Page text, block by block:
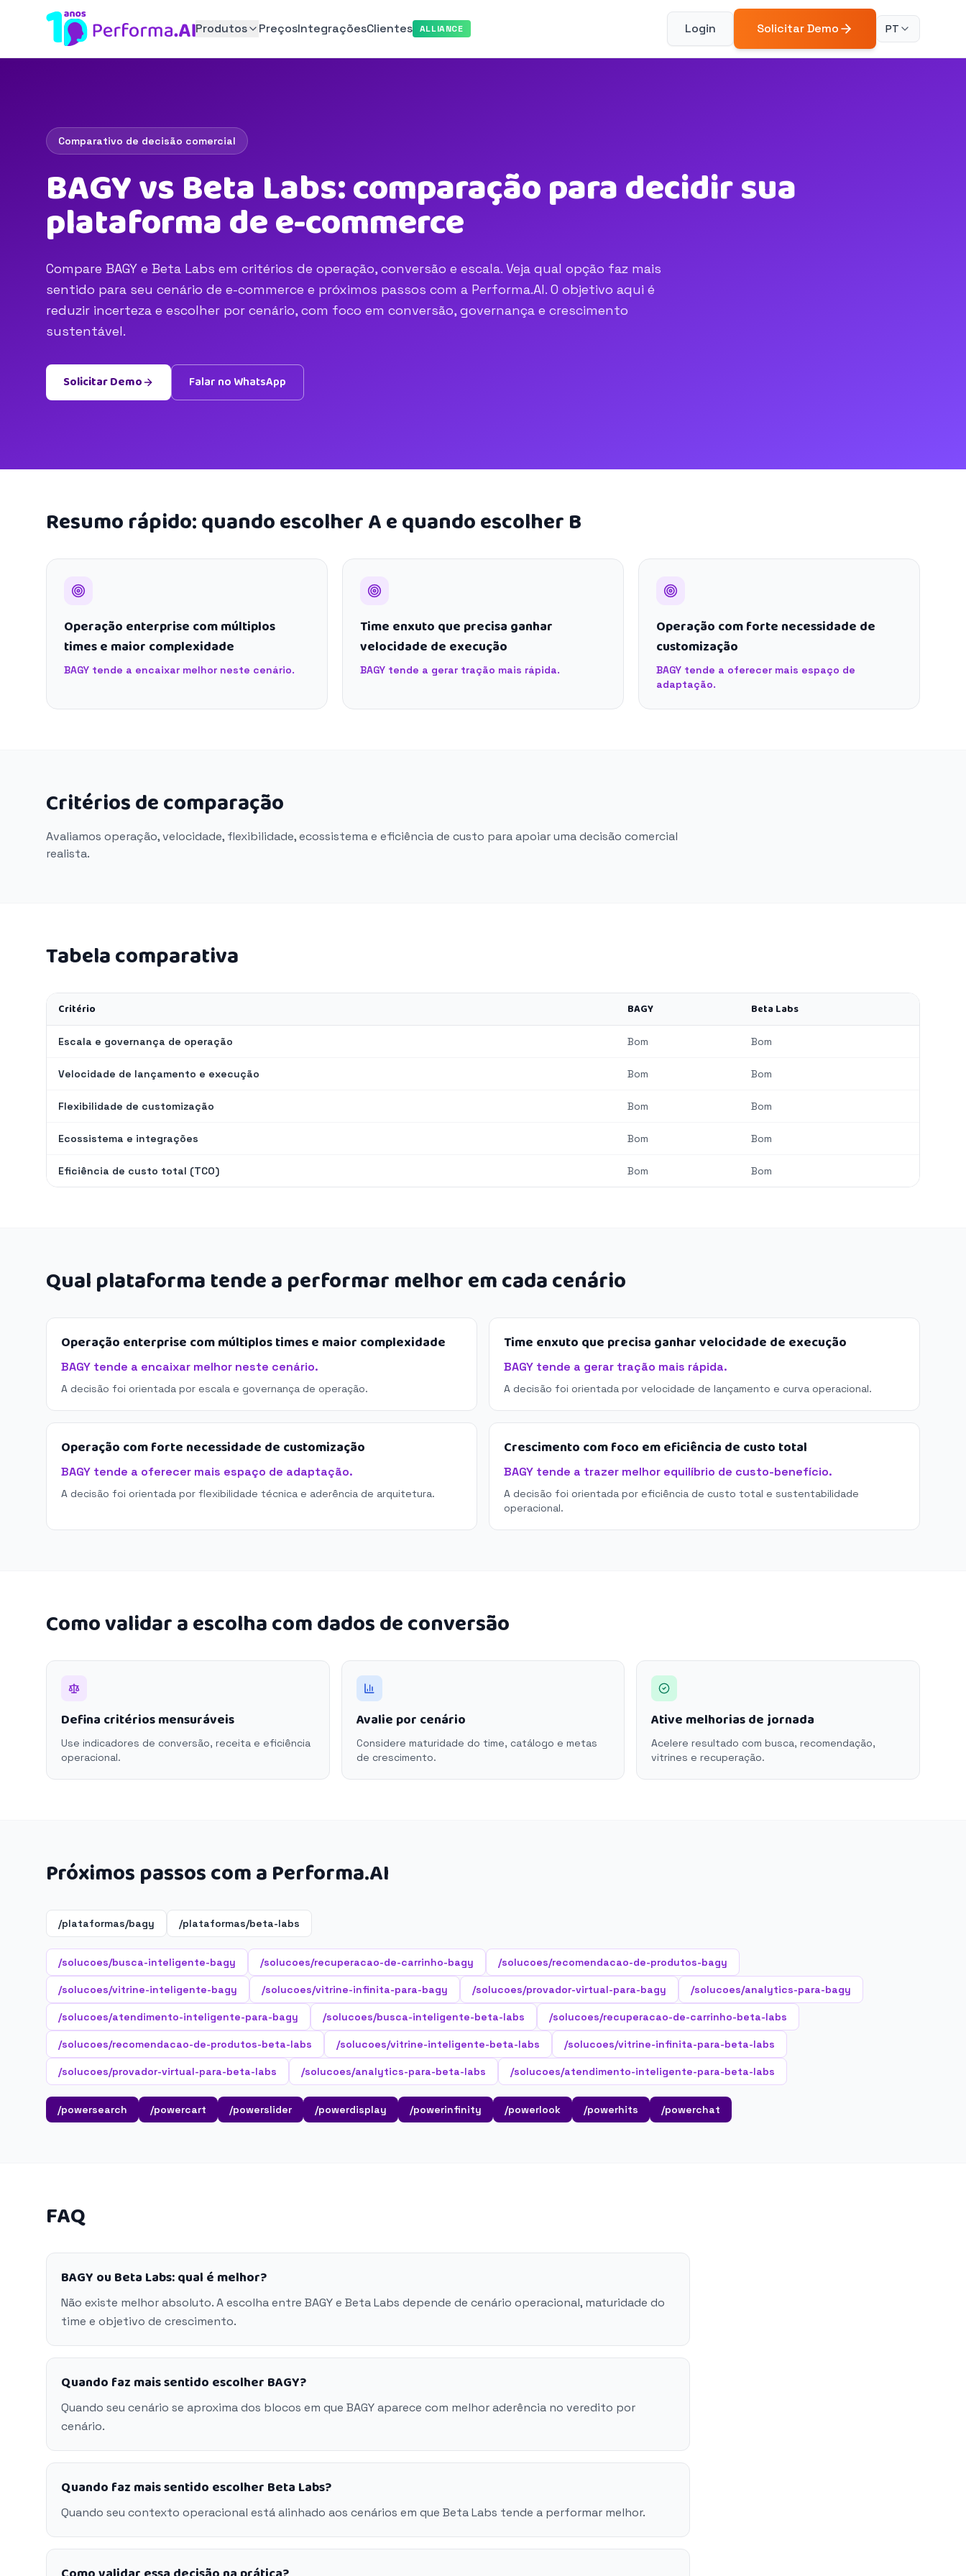
Produtos PreçosIntegraçõesClientes ALLIANCE Login Solicitar Demo PT
Comparativo de decisão comercial
BAGY vs Beta Labs: comparação para decidir sua
plataforma de e-commerce
Compare BAGY e Beta Labs em critérios de operação, conversão e escala. Veja qual opção faz mais
sentido para seu cenário de e-commerce e próximos passos com a Performa.AI. O objetivo aqui é
reduzir incerteza e escolher por cenário, com foco em conversão, governança e crescimento
sustentável.
Solicitar Demo Falar no WhatsApp
Resumo rápido: quando escolher A e quando escolher B
Operação enterprise com múltiplos
times e maior complexidade
BAGY tende a encaixar melhor neste cenário.
Time enxuto que precisa ganhar
velocidade de execução
BAGY tende a gerar tração mais rápida.
Operação com forte necessidade de
customização
BAGY tende a oferecer mais espaço de
adaptação.
Critérios de comparação
Avaliamos operação, velocidade, flexibilidade, ecossistema e eficiência de custo para apoiar uma decisão comercial
realista.
Tabela comparativa
Critério BAGY Beta Labs
Escala e governança de operação Bom Bom
Velocidade de lançamento e execução Bom Bom
Flexibilidade de customização Bom Bom
Ecossistema e integrações Bom Bom
Eficiência de custo total (TCO) Bom Bom
Qual plataforma tende a performar melhor em cada cenário
Operação enterprise com múltiplos times e maior complexidade
BAGY tende a encaixar melhor neste cenário.
A decisão foi orientada por escala e governança de operação.
Time enxuto que precisa ganhar velocidade de execução
BAGY tende a gerar tração mais rápida.
A decisão foi orientada por velocidade de lançamento e curva operacional.
Operação com forte necessidade de customização
BAGY tende a oferecer mais espaço de adaptação.
A decisão foi orientada por flexibilidade técnica e aderência de arquitetura.
Crescimento com foco em eficiência de custo total
BAGY tende a trazer melhor equilíbrio de custo-benefício.
A decisão foi orientada por eficiência de custo total e sustentabilidade
operacional.
Como validar a escolha com dados de conversão
Defina critérios mensuráveis
Use indicadores de conversão, receita e eficiência
operacional.
Avalie por cenário
Considere maturidade do time, catálogo e metas
de crescimento.
Ative melhorias de jornada
Acelere resultado com busca, recomendação,
vitrines e recuperação.
Próximos passos com a Performa.AI
/plataformas/bagy /plataformas/beta-labs
/solucoes/busca-inteligente-bagy /solucoes/recuperacao-de-carrinho-bagy /solucoes/recomendacao-de-produtos-bagy
/solucoes/vitrine-inteligente-bagy /solucoes/vitrine-infinita-para-bagy /solucoes/provador-virtual-para-bagy /solucoes/analytics-para-bagy
/solucoes/atendimento-inteligente-para-bagy /solucoes/busca-inteligente-beta-labs /solucoes/recuperacao-de-carrinho-beta-labs
/solucoes/recomendacao-de-produtos-beta-labs /solucoes/vitrine-inteligente-beta-labs /solucoes/vitrine-infinita-para-beta-labs
/solucoes/provador-virtual-para-beta-labs /solucoes/analytics-para-beta-labs /solucoes/atendimento-inteligente-para-beta-labs
/powersearch /powercart /powerslider /powerdisplay /powerinfinity /powerlook /powerhits /powerchat
FAQ
BAGY ou Beta Labs: qual é melhor?
Não existe melhor absoluto. A escolha entre BAGY e Beta Labs depende de cenário operacional, maturidade do
time e objetivo de crescimento.
Quando faz mais sentido escolher BAGY?
Quando seu cenário se aproxima dos blocos em que BAGY aparece com melhor aderência no veredito por
cenário.
Quando faz mais sentido escolher Beta Labs?
Quando seu contexto operacional está alinhado aos cenários em que Beta Labs tende a performar melhor.